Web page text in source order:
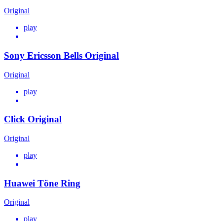
Original
play
Sony Ericsson Bells Original
Original
play
Click Original
Original
play
Huawei Töne Ring
Original
play